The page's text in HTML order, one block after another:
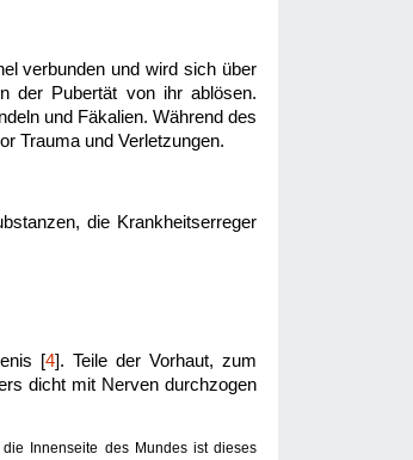
verbunden und wird sich über
der Pubertät von ihr ablösen.
und Fäkalien. Während des
Trauma und Verletzungen.
die Krankheitserreger
[4]. Teile der Vorhaut, zum
dicht mit Nerven durchzogen
Innenseite des Mundes ist dieses